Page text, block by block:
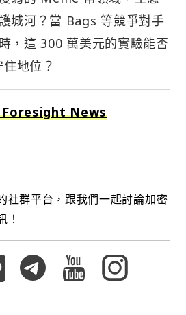
城河？當 Bags 等競爭對手
，這 300 萬美元的實驗能否
地位？
Foresight News
社群平台，跟我們一起討論加密
！